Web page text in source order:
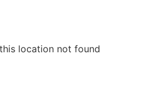
location not found